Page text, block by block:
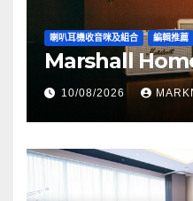
喇叭耳機收音咪及組合 編輯推薦
Marshall
10/08/2026